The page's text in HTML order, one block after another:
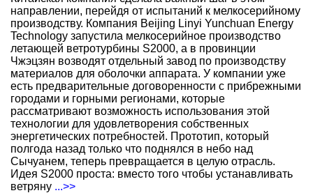
направлении, перейдя от испытаний к мелкосерийному
производству. Компания Beijing Linyi Yunchuan Energy
Technology запустила мелкосерийное производство
летающей ветротурбины S2000, а в провинции
Чжэцзян возводят отдельный завод по производству
материалов для оболочки аппарата. У компании уже
есть предварительные договоренности с прибрежными
городами и горными регионами, которые
рассматривают возможность использования этой
технологии для удовлетворения собственных
энергетических потребностей. Прототип, который
полгода назад только что поднялся в небо над
Сычуанем, теперь превращается в целую отрасль.
Идея S2000 проста: вместо того чтобы устанавливать
ветряну ...>>